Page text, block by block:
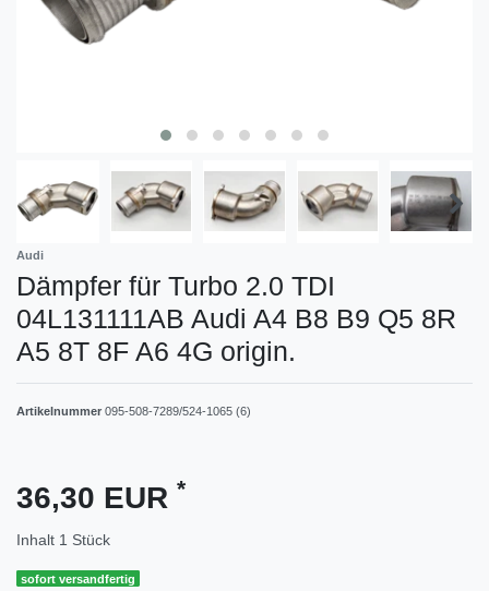
Audi
Dämpfer für Turbo 2.0 TDI
04L131111AB Audi A4 B8 B9 Q5 8R
A5 8T 8F A6 4G origin.
Artikelnummer 095-508-7289/524-1065 (6)
36,30 EUR *
Inhalt 1 Stück
sofort versandfertig